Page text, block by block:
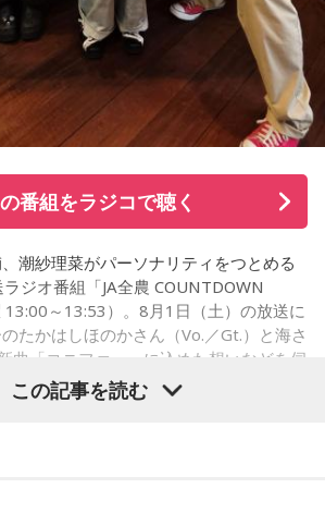
分かってみたいから作るんじゃないか
曲を作りました。
ですか？
ガ大好きな女の子が、同人誌とかを売
き始めるんですけど、それが私自身の
がっていて。
きるんだ」みたいな、そういうときの
のが、いろんな不安や葛藤を飛び越え
いうバイタリティのある曲だなと思い
き合っている部分も結構あるんですけ
かなので、そういうものを飛び越えて
ごく感じました。
葉留花
ライブの演出がすごく良かったじゃ
、一人ひとりが光っているのは当然なん
合っている感じがすごくした。
ありがとうございます！
葉留花と松尾桜
番組をラジコで聴く
潮紗理菜がパーソナリティをつとめる
ジオ番組「JA全農 COUNTDOWN
13:00～13:53）。8月1日（土）の放送に
たかはしほのかさん（Vo.／Gt.）と海さ
曲「コニファー」に込めた想いなどを伺
この記事を読む